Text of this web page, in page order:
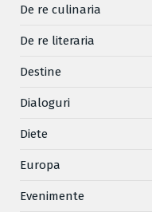
De re culinaria
De re literaria
Destine
Dialoguri
Diete
Europa
Evenimente